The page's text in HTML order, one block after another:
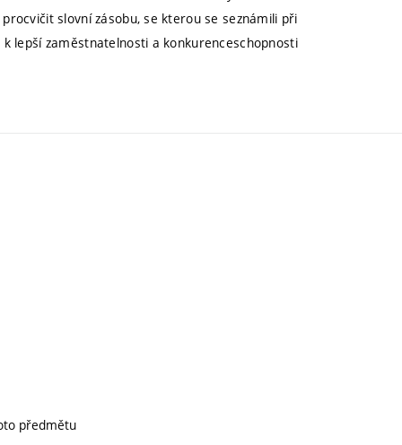
slovní zásobu, se kterou se seznámili při
lepší zaměstnatelnosti a konkurenceschopnosti
předmětu